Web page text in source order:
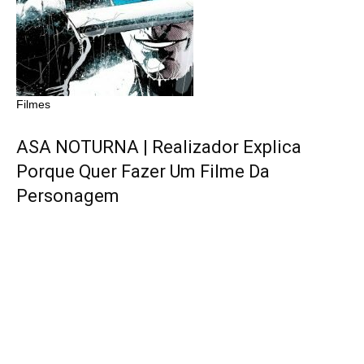
Filmes
ASA NOTURNA | Realizador Explica
Porque Quer Fazer Um Filme Da
Personagem